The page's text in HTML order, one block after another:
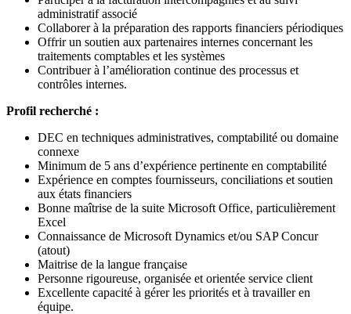
administratif associé
Collaborer à la préparation des rapports financiers périodiques
Offrir un soutien aux partenaires internes concernant les
traitements comptables et les systèmes
Contribuer à l’amélioration continue des processus et
contrôles internes.
Profil recherché :
DEC en techniques administratives, comptabilité ou domaine
connexe
Minimum de 5 ans d’expérience pertinente en comptabilité
Expérience en comptes fournisseurs, conciliations et soutien
aux états financiers
Bonne maîtrise de la suite Microsoft Office, particulièrement
Excel
Connaissance de Microsoft Dynamics et/ou SAP Concur
(atout)
Maitrise de la langue française
Personne rigoureuse, organisée et orientée service client
Excellente capacité à gérer les priorités et à travailler en
équipe.